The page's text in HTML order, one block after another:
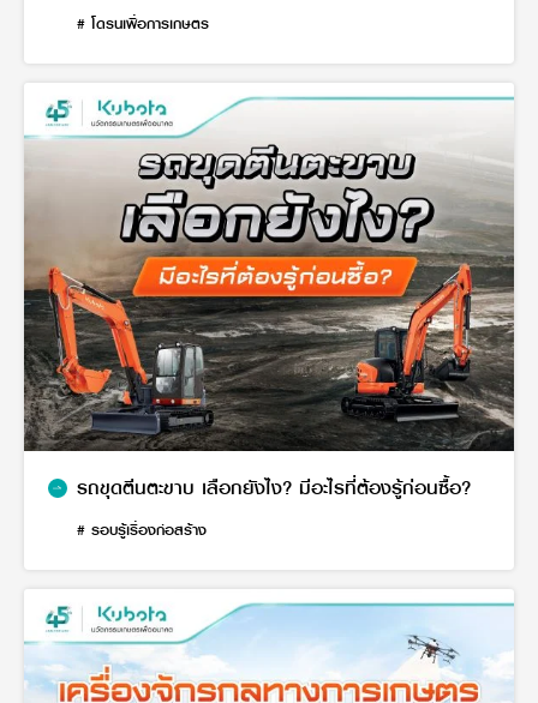
# โดรนเพื่อการเกษตร
รถขุดตีนตะขาบ เลือกยังไง? มีอะไรที่ต้องรู้ก่อนซื้อ?
# รอบรู้เรื่องก่อสร้าง